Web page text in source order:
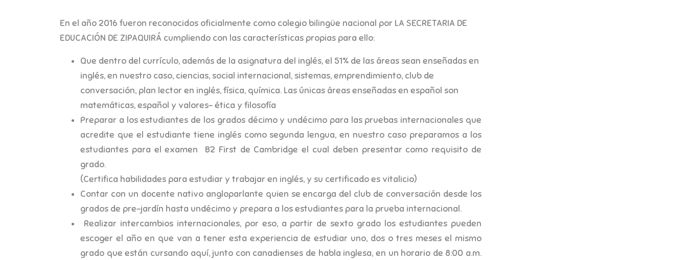
En el año 2016 fueron reconocidos oficialmente como colegio bilingüe nacional por LA SECRETARIA DE
EDUCACIÓN DE ZIPAQUIRÁ cumpliendo con las características propias para ello:
Que dentro del currículo, además de la asignatura del inglés, el 51% de las áreas sean enseñadas en
inglés, en nuestro caso, ciencias, social internacional, sistemas, emprendimiento, club de
conversación, plan lector en inglés, física, química. Las únicas áreas enseñadas en español son
matemáticas, español y valores- ética y filosofía
Preparar a los estudiantes de los grados décimo y undécimo para las pruebas internacionales que
acredite que el estudiante tiene inglés como segunda lengua, en nuestro caso preparamos a los
estudiantes para el examen B2 First de Cambridge el cual deben presentar como requisito de
grado.
(Certifica habilidades para estudiar y trabajar en inglés, y su certificado es vitalicio)
Contar con un docente nativo angloparlante quien se encarga del club de conversación desde los
grados de pre-jardín hasta undécimo y prepara a los estudiantes para la prueba internacional.
Realizar intercambios internacionales, por eso, a partir de sexto grado los estudiantes pueden
escoger el año en que van a tener esta experiencia de estudiar uno, dos o tres meses el mismo
grado que están cursando aquí, junto con canadienses de habla inglesa, en un horario de 8:00 a.m.